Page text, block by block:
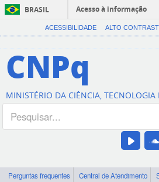
BRASIL
Acesso à informação
ACESSIBILIDADE ALTO
CNPq
MINISTÉRIO DA CIÊNCIA, TECNOLOGIA
Perguntas frequentes Central de Atendimento